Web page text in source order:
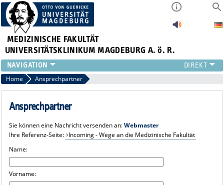
MEDIZINISCHE FAKULTÄT
UNIVERSITÄTSKLINIKUM MAGDEBURG A. ö. R.
INSTITUTE
KLINIKEN
ZENTRALE EINRICHTUNGEN
PRESSE
INTERNATIONAL
INTRANET
Home Ansprechpartner
Ansprechpartner
Sie können eine Nachricht versenden an:Webmaster
Ihre Referenz-Seite: Incoming - Wege an die Medizinische Fakultät
Name:
Vorname: